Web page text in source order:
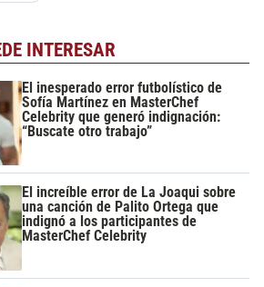
INTERESAR
El inesperado error futbolístico de
Sofía Martínez en MasterChef
Celebrity que generó indignación:
“Buscate otro trabajo”
El increíble error de La Joaqui sobre
una canción de Palito Ortega que
indignó a los participantes de
MasterChef Celebrity